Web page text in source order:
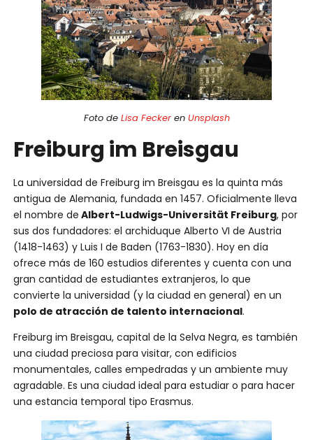
Foto de Lisa Feckeren Unsplash
Freiburg im Breisgau
La universidad de Freiburg im Breisgau es la quinta más
antigua de Alemania, fundada en 1457. Oficialmente lleva
el nombre de Albert-Ludwigs-Universität Freiburg, por
sus dos fundadores: el archiduque Alberto VI de Austria
(1418-1463) y Luis I de Baden (1763-1830). Hoy en día
ofrece más de 160 estudios diferentes y cuenta con una
gran cantidad de estudiantes extranjeros, lo que
convierte la universidad (y la ciudad en general) en un
polo de atracción de talento internacional.
Freiburg im Breisgau, capital de la Selva Negra, es también
una ciudad preciosa para visitar, con edificios
monumentales, calles empedradas y un ambiente muy
agradable. Es una ciudad ideal para estudiar o para hacer
una estancia temporal tipo Erasmus.